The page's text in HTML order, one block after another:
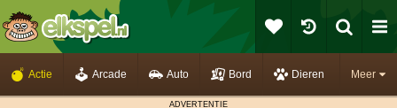
Meer
Actie Arcade Auto Bord Dieren